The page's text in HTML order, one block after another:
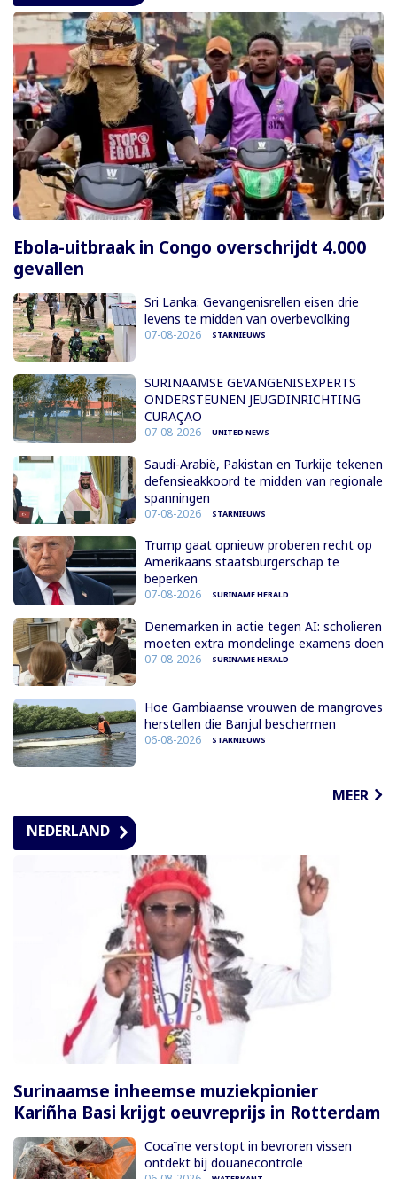
Ebola-uitbraak in Congo overschrijdt 4.000
gevallen
Sri Lanka: Gevangenisrellen eisen drie
levens te midden van overbevolking
07-08-2026 STARNIEUWS
SURINAAMSE GEVANGENISEXPERTS
ONDERSTEUNEN JEUGDINRICHTING
CURAÇAO
07-08-2026 UNITED NEWS
Saudi-Arabië, Pakistan en Turkije tekenen
defensieakkoord te midden van regionale
spanningen
07-08-2026 STARNIEUWS
Trump gaat opnieuw proberen recht op
Amerikaans staatsburgerschap te
beperken
07-08-2026 SURINAME HERALD
Denemarken in actie tegen AI: scholieren
moeten extra mondelinge examens doen
07-08-2026 SURINAME HERALD
Hoe Gambiaanse vrouwen de mangroves
herstellen die Banjul beschermen
06-08-2026 STARNIEUWS
MEER
NEDERLAND
Surinaamse inheemse muziekpionier
Kariñha Basi krijgt oeuvreprijs in Rotterdam
Cocaïne verstopt in bevroren vissen
ontdekt bij douanecontrole